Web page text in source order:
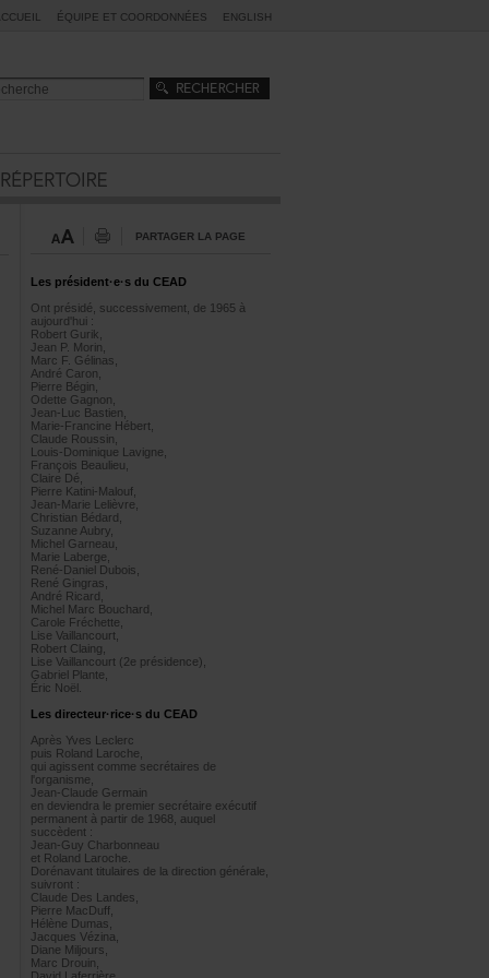
ÉQUIPEETCOORDONNÉES ENGLISH
PARTAGERLAPAGE
Lesprésident·e·sduCEAD
Ontprésidé,successivement,de1965à
aujourd'hui:
RobertGurik,
JeanP.Morin,
MarcF.Gélinas,
AndréCaron,
PierreBégin,
OdetteGagnon,
Jean-LucBastien,
Marie-FrancineHébert,
ClaudeRoussin,
Louis-DominiqueLavigne,
FrançoisBeaulieu,
ClaireDé,
PierreKatini-Malouf,
Jean-MarieLelièvre,
ChristianBédard,
SuzanneAubry,
MichelGarneau,
MarieLaberge,
René-DanielDubois,
RenéGingras,
AndréRicard,
MichelMarcBouchard,
CaroleFréchette,
LiseVaillancourt,
RobertClaing,
LiseVaillancourt(2eprésidence),
GabrielPlante,
ÉricNoël.
Lesdirecteur·rice·sduCEAD
AprèsYvesLeclerc
puisRolandLaroche,
quiagissentcommesecrétairesde
l'organisme,
Jean-ClaudeGermain
endeviendralepremiersecrétaireexécutif
permanentàpartirde1968,auquel
succèdent:
Jean-GuyCharbonneau
etRolandLaroche.
Dorénavanttitulairesdeladirectiongénérale,
suivront:
ClaudeDesLandes,
PierreMacDuff,
HélèneDumas,
JacquesVézina,
DianeMiljours,
MarcDrouin,